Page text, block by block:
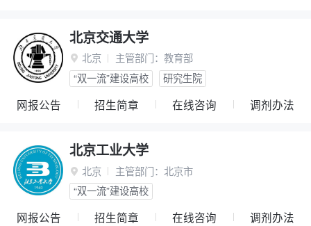
北京交通大学
 北京 主管部门： 教育部
“双一流”建设高校
研究生院
网报公告 招生简章 在线咨询 调剂办法
北京工业大学
 北京 主管部门： 北京市
“双一流”建设高校
网报公告 招生简章 在线咨询 调剂办法